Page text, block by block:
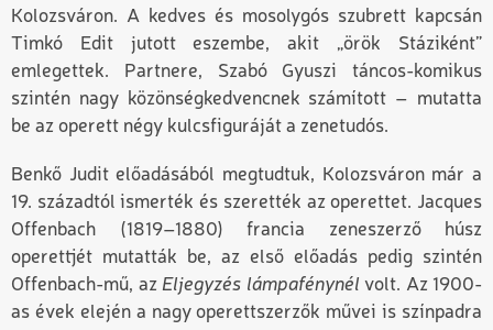
Kolozsváron. A kedves és mosolygós szubrett kapcsán
Timkó Edit jutott eszembe, akit „örök Stáziként”
emlegettek. Partnere, Szabó Gyuszi táncos-komikus
szintén nagy közönségkedvencnek számított – mutatta
be az operett négy kulcsfiguráját a zenetudós.
Benkő Judit előadásából megtudtuk, Kolozsváron már a
19. századtól ismerték és szerették az operettet. Jacques
Offenbach (1819–1880) francia zeneszerző húsz
operettjét mutatták be, az első előadás pedig szintén
Offenbach-mű, az Eljegyzés lámpafénynél volt. Az 1900-
as évek elején a nagy operettszerzők művei is színpadra